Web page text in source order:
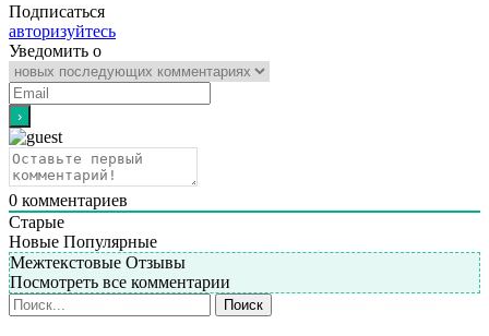
Подписаться
авторизуйтесь
Уведомить о
0 комментариев
Старые
Новые Популярные
Межтекстовые Отзывы
Посмотреть все комментарии